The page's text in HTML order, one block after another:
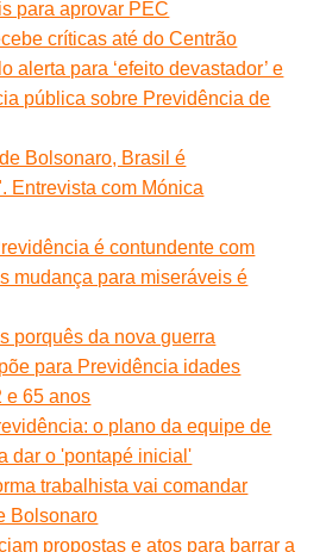
para aprovar PEC
críticas até do Centrão
alerta para ‘efeito devastador’ e
pública sobre Previdência de
Bolsonaro, Brasil é
Entrevista com Mónica
é contundente com
mudança para miseráveis é
porquês da nova guerra
para Previdência idades
e 65 anos
o plano da equipe de
dar o 'pontapé inicial'
trabalhista vai comandar
Bolsonaro
propostas e atos para barrar a